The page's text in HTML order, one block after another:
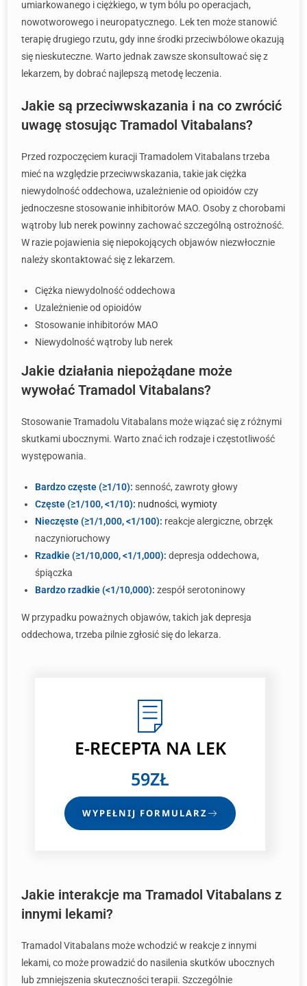
umiarkowanego i ciężkiego, w tym bólu po operacjach,
nowotworowego i neuropatycznego. Lek ten może stanowić
terapię drugiego rzutu, gdy inne środki przeciwbólowe okazują
się nieskuteczne. Warto jednak zawsze skonsultować się z
lekarzem, by dobrać najlepszą metodę leczenia.
Jakie są przeciwwskazania i na co zwrócić
uwagę stosując Tramadol Vitabalans?
Przed rozpoczęciem kuracji Tramadolem Vitabalans trzeba
mieć na względzie przeciwwskazania, takie jak ciężka
niewydolność oddechowa, uzależnienie od opioidów czy
jednoczesne stosowanie inhibitorów MAO. Osoby z chorobami
wątroby lub nerek powinny zachować szczególną ostrożność.
W razie pojawienia się niepokojących objawów niezwłocznie
należy skontaktować się z lekarzem.
Ciężka niewydolność oddechowa
Uzależnienie od opioidów
Stosowanie inhibitorów MAO
Niewydolność wątroby lub nerek
Jakie działania niepożądane może
wywołać Tramadol Vitabalans?
Stosowanie Tramadolu Vitabalans może wiązać się z różnymi
skutkami ubocznymi. Warto znać ich rodzaje i częstotliwość
występowania.
Bardzo częste (≥1/10): senność, zawroty głowy
Częste (≥1/100, <1/10): nudności, wymioty
Nieczęste (≥1/1,000, <1/100): reakcje alergiczne, obrzęk
naczynioruchowy
Rzadkie (≥1/10,000, <1/1,000): depresja oddechowa,
śpiączka
Bardzo rzadkie (<1/10,000): zespół serotoninowy
W przypadku poważnych objawów, takich jak depresja
oddechowa, trzeba pilnie zgłosić się do lekarza.
E-RECEPTA NA LEK
59ZŁ
WYPEŁNIJ FORMULARZ
Jakie interakcje ma Tramadol Vitabalans z
innymi lekami?
Tramadol Vitabalans może wchodzić w reakcje z innymi
lekami, co może prowadzić do nasilenia skutków ubocznych
lub zmniejszenia skuteczności terapii. Szczególnie